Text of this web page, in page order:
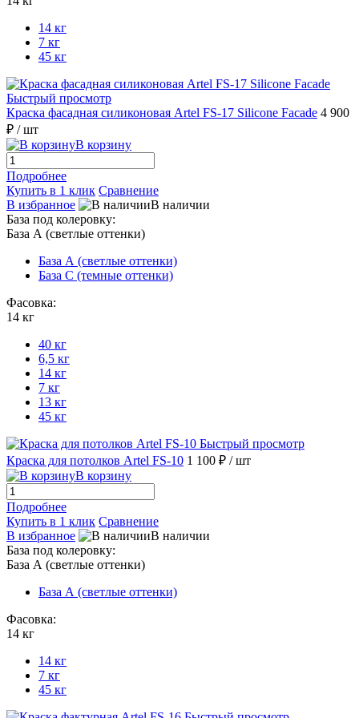
14 кг
7 кг
45 кг
Быстрый просмотр
Краска фасадная силиконовая Artel FS-17 Silicone Faсade 4 900
₽ / шт
В корзину
Подробнее
Купить в 1 клик Сравнение
В избранное
В наличии
База под колеровку:
База А (светлые оттенки)
База А (светлые оттенки)
База С (темные оттенки)
Фасовка:
14 кг
40 кг
6,5 кг
14 кг
7 кг
13 кг
45 кг
Быстрый просмотр
Краска для потолков Artel FS-10 1 100 ₽ / шт
В корзину
Подробнее
Купить в 1 клик Сравнение
В избранное
В наличии
База под колеровку:
База А (светлые оттенки)
База А (светлые оттенки)
Фасовка:
14 кг
14 кг
7 кг
45 кг